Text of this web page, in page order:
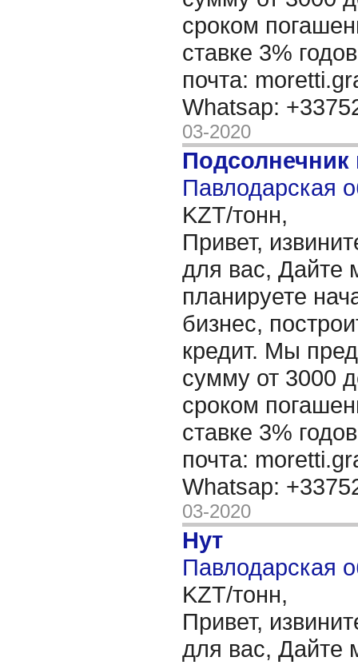
сроком
ставке 3%
почта:
Whatsap:
03-2020
Павлодарская
KZT/тонн,
Привет,
для вас, Дайте
планируете
бизнес,
кредит. Мы
сумму от 3000
сроком
ставке 3%
почта:
Whatsap:
03-2020
Нут
Павлодарская
KZT/тонн,
Привет,
для вас, Дайте